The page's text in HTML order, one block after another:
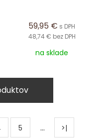
59,95 € s DPH
48,74 € bez DPH
na sklade
5 …
>|